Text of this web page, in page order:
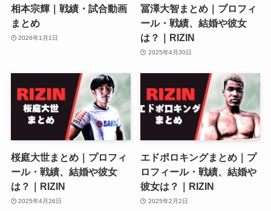
相本宗輝｜戦績・試合動画
まとめ
2026年1月1日
冨澤大智まとめ｜プロフィ
ール・戦績、結婚や彼女
は？｜RIZIN
2025年4月30日
桜庭大世まとめ｜プロフィ
ール・戦績、結婚や彼女
は？｜RIZIN
2025年4月26日
エドポロキングまとめ｜プ
ロフィール・戦績、結婚や
彼女は？｜RIZIN
2025年2月2日